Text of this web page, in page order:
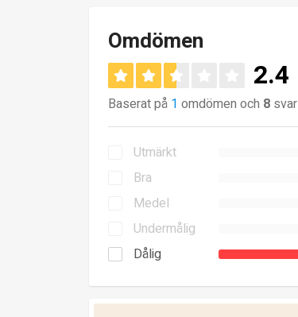
Omdömen
2.4
Baserat på 1 omdömen och 8 svar
Utmärkt
Bra
Medel
Undermålig
Dålig